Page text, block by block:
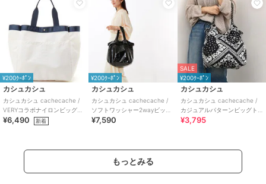
¥200ｸｰﾎﾟﾝ
カシュカシュ
カシュカシュ cachecache /
VERYコラボナイロンビッグト
ート
¥6,490 新着
¥200ｸｰﾎﾟﾝ
カシュカシュ
カシュカシュ cachecache /
ソフトワッシャー2wayビッグ
バッグ
¥7,590
SALE
¥200ｸｰﾎﾟﾝ
カシュカシュ
カシュカシュ cachecache /
カジュアルパターンビッグト
ート
¥3,795
もっとみる